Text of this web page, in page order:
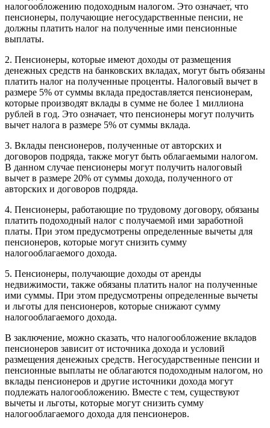
налогообложению подоходным налогом. Это означает, что
пенсионеры, получающие негосударственные пенсии, не
должны платить налог на полученные ими пенсионные
выплаты.
2. Пенсионеры, которые имеют доходы от размещения
денежных средств на банковских вкладах, могут быть обязаны
платить налог на полученные проценты. Налоговый вычет в
размере 5% от суммы вклада предоставляется пенсионерам,
которые производят вклады в сумме не более 1 миллиона
рублей в год. Это означает, что пенсионеры могут получить
вычет налога в размере 5% от суммы вклада.
3. Вклады пенсионеров, полученные от авторских и
договоров подряда, также могут быть облагаемыми налогом.
В данном случае пенсионеры могут получить налоговый
вычет в размере 20% от суммы дохода, полученного от
авторских и договоров подряда.
4. Пенсионеры, работающие по трудовому договору, обязаны
платить подоходный налог с получаемой ими заработной
платы. При этом предусмотрены определенные вычеты для
пенсионеров, которые могут снизить сумму
налогооблагаемого дохода.
5. Пенсионеры, получающие доходы от аренды
недвижимости, также обязаны платить налог на полученные
ими суммы. При этом предусмотрены определенные вычеты
и льготы для пенсионеров, которые снижают сумму
налогооблагаемого дохода.
В заключение, можно сказать, что налогообложение вкладов
пенсионеров зависит от источника дохода и условий
размещения денежных средств. Негосударственные пенсии и
пенсионные выплаты не облагаются подоходным налогом, но
вклады пенсионеров и другие источники дохода могут
подлежать налогообложению. Вместе с тем, существуют
вычеты и льготы, которые могут снизить сумму
налогооблагаемого дохода для пенсионеров.